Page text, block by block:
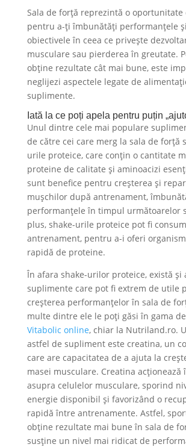
Sala de forță reprezintă o oportunitate
pentru a-ți îmbunătăți performanțele
obiectivele în ceea ce privește
musculare sau pierderea în greutate.
obține rezultate cât mai bune, este
neglijezi aspectele legate de
suplimente.
Iată la ce poți apela pentru puțin
Unul dintre cele mai populare
de către cei care merg la sala de forță
urile proteice, care conțin o cantitate
proteine de calitate și aminoacizi
sunt benefice pentru creșterea și
mușchilor după antrenament,
performanțele în timpul următoarelor
plus, shake-urile proteice pot fi
antrenament, pentru a-i oferi
rapidă de proteine.
În afara shake-urilor proteice, există și
suplimente care pot fi extrem de utile
creșterea performanțelor în sala de
multe dintre ele le poți găsi în gama de
Vitabolic online, chiar la Nutriland.ro.
astfel de supliment este creatina, un
care are capacitatea de a ajuta la
masei musculare. Creatina acționează
asupra celulelor musculare, sporind
energie disponibil și favorizând o
rapidă între antrenamente. Astfel,
obține rezultate mai bune în sala de
susține un nivel mai ridicat de